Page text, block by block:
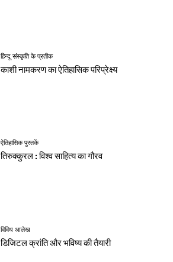
हिन्दू संस्कृति के प्रतीक
काशी नामकरण का ऐतिहासिक परिप्रेक्ष्य
ऐतिहासिक पुस्तकें
तिरुक्कुरल : विश्व साहित्य का गौरव
विविध आलेख
डिजिटल क्रांति और भविष्य की तैयारी